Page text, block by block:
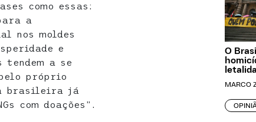
como essas:
a
nos moldes
e
a se
próprio
brasileira já
com doações”.
O
MARCO